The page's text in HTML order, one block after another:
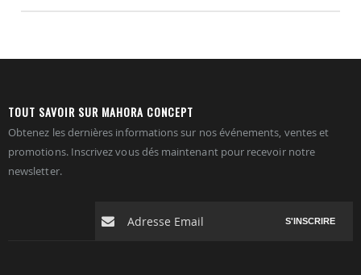
TOUT SAVOIR SUR MAHORA CONCEPT
Obtenez les dernières informations sur nos événements, ventes et
promotions. Inscrivez vous dés maintenant pour recevoir notre
newsletter.
S'INSCRIRE